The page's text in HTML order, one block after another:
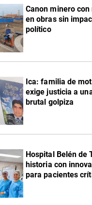
Canon minero
en obras sin
político
Ica: familia de
exige justicia a
brutal golpiza
Hospital Belén de
historia con
para pacientes